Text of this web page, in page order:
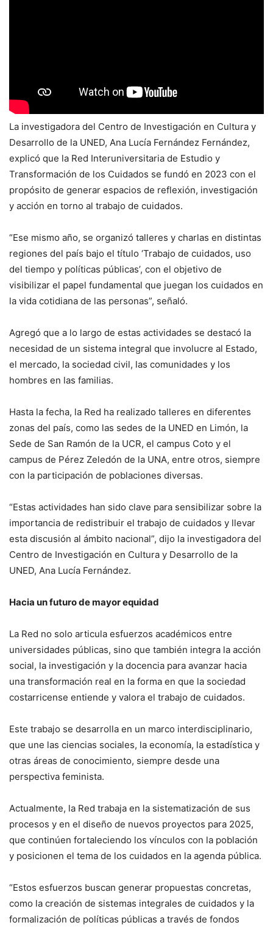
La investigadora del Centro de Investigación en Cultura y
Desarrollo de la UNED, Ana Lucía Fernández Fernández,
explicó que la Red Interuniversitaria de Estudio y
Transformación de los Cuidados se fundó en 2023 con el
propósito de generar espacios de reflexión, investigación
y acción en torno al trabajo de cuidados.
“Ese mismo año, se organizó talleres y charlas en distintas
regiones del país bajo el título ‘Trabajo de cuidados, uso
del tiempo y políticas públicas’, con el objetivo de
visibilizar el papel fundamental que juegan los cuidados en
la vida cotidiana de las personas”, señaló.
Agregó que a lo largo de estas actividades se destacó la
necesidad de un sistema integral que involucre al Estado,
el mercado, la sociedad civil, las comunidades y los
hombres en las familias.
Hasta la fecha, la Red ha realizado talleres en diferentes
zonas del país, como las sedes de la UNED en Limón, la
Sede de San Ramón de la UCR, el campus Coto y el
campus de Pérez Zeledón de la UNA, entre otros, siempre
con la participación de poblaciones diversas.
“Estas actividades han sido clave para sensibilizar sobre la
importancia de redistribuir el trabajo de cuidados y llevar
esta discusión al ámbito nacional”, dijo la investigadora del
Centro de Investigación en Cultura y Desarrollo de la
UNED, Ana Lucía Fernández.
Hacia un futuro de mayor equidad
La Red no solo articula esfuerzos académicos entre
universidades públicas, sino que también integra la acción
social, la investigación y la docencia para avanzar hacia
una transformación real en la forma en que la sociedad
costarricense entiende y valora el trabajo de cuidados.
Este trabajo se desarrolla en un marco interdisciplinario,
que une las ciencias sociales, la economía, la estadística y
otras áreas de conocimiento, siempre desde una
perspectiva feminista.
Actualmente, la Red trabaja en la sistematización de sus
procesos y en el diseño de nuevos proyectos para 2025,
que continúen fortaleciendo los vínculos con la población
y posicionen el tema de los cuidados en la agenda pública.
“Estos esfuerzos buscan generar propuestas concretas,
como la creación de sistemas integrales de cuidados y la
formalización de políticas públicas a través de fondos